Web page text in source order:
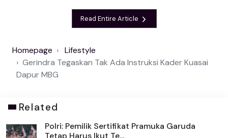
Read Entire Article
Homepage
Lifestyle
Gerindra Tegaskan Tak Ada Instruksi Kader Kuasai
Dapur MBG
Related
Polri: Pemilik Sertifikat Pramuka Garuda
Tetap Harus Ikut Te...